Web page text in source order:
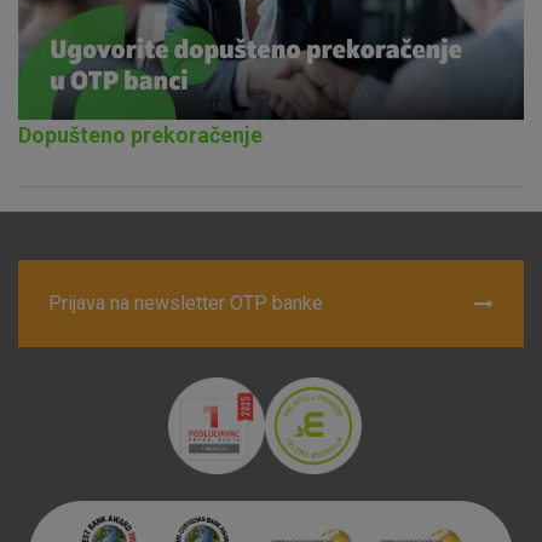
Dopušteno prekoračenje
Prijava na newsletter OTP banke
Nužni (tehnički) kolačići - uvijek aktivni
Ovi kolačići nužni su za funkcioniranje internetske stranice i
ne mogu se isključiti u našim sustavima. Uobičajeno se
postavljaju kao odgovor na vaše radnje koje uključuju zahtjev
za uslugama, kao što su postavke kolačića. Svoj preglednik
možete postaviti da blokira te kolačiće ili pošalje upozorenje